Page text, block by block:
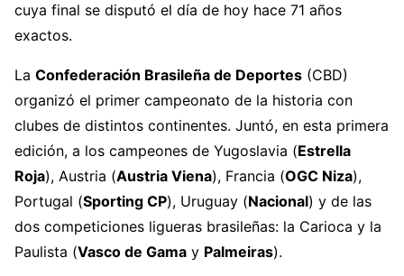
cuya final se disputó el día de hoy hace 71 años
exactos.
La Confederación Brasileña de Deportes (CBD)
organizó el primer campeonato de la historia con
clubes de distintos continentes. Juntó, en esta primera
edición, a los campeones de Yugoslavia (Estrella
Roja), Austria (Austria Viena), Francia (OGC Niza),
Portugal (Sporting CP), Uruguay (Nacional) y de las
dos competiciones ligueras brasileñas: la Carioca y la
Paulista (Vasco de Gama y Palmeiras).